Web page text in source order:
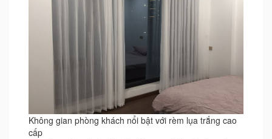
Không gian phòng khách nổi bật với rèm lụa trắng cao
cấp